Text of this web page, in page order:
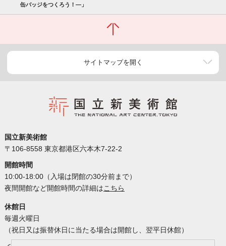
缶バッジをつくろう！―」
サイトマップを開く
国立新美術館
〒106-8558 東京都港区六本木7-22-2
開館時間
10:00-18:00（入場は閉館の30分前まで）
夜間開館など開館時間の詳細はこちら
休館日
毎週火曜日
（祝日又は振替休日に当たる場合は開館し、翌平日休館）